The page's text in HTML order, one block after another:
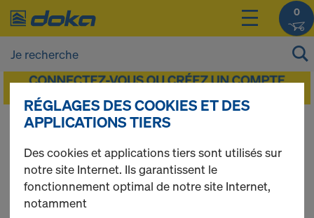
0
Vous pouvez afficher les prix de vos produits
Composants et
RÉGLAGES DES COOKIES ET DES
APPLICATIONS TIERS
Des cookies et applications tiers sont utilisés sur
notre site Internet. Ils garantissent le
fonctionnement optimal de notre site Internet,
notamment